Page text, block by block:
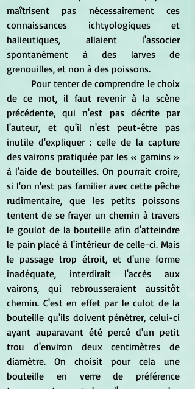
maîtrisent pas nécessairement ces
connaissances ichtyologiques et
halieutiques, allaient l'associer
spontanément à des larves de
grenouilles, et non à des poissons.
de ce mot, il faut revenir à la scène
précédente, qui n'est pas décrite par
l'auteur, et qu'il n'est peut-être pas
inutile d'expliquer : celle de la capture
des vairons pratiquée par les « gamins »
à l'aide de bouteilles. On pourrait croire,
si l'on n'est pas familier avec cette pêche
rudimentaire, que les petits poissons
tentent de se frayer un chemin à travers
le goulot de la bouteille afin d'atteindre
le pain placé à l'intérieur de celle-ci. Mais
le passage trop étroit, et d'une forme
inadéquate, interdirait l'accès aux
vairons, qui rebrousseraient aussitôt
chemin. C'est en effet par le culot de la
bouteille qu'ils doivent pénétrer, celui-ci
ayant auparavant été percé d'un petit
trou d'environ deux centimètres de
diamètre. On choisit pour cela une
bouteille en verre de préférence
transparent, ayant donc l'apparence des